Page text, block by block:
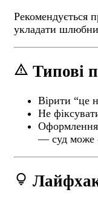
Рекомендується
укладати
warning Типові
Вірити “це
Не
Оформлення
— суд може
lightbulb